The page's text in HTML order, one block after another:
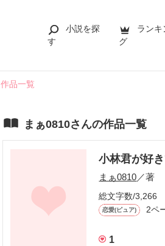
小説を探
す
ランキ
グ
作品一覧
まぁ0810さんの作品一覧
小林君が好
まぁ0810／著
総文字数/3,266
恋愛(ピュア) 2ペ
1